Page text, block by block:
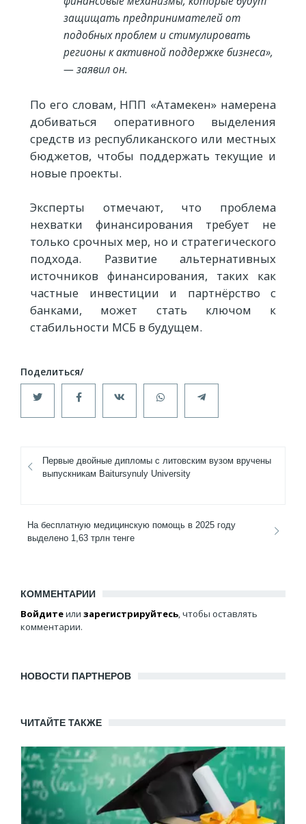
защищать предпринимателей от
подобных проблем и стимулировать
регионы к активной поддержке бизнеса»,
— заявил он.
По его словам, НПП «Атамекен» намерена
добиваться оперативного выделения
средств из республиканского или местных
бюджетов, чтобы поддержать текущие и
новые проекты.
Эксперты отмечают, что проблема
нехватки финансирования требует не
только срочных мер, но и стратегического
подхода. Развитие альтернативных
источников финансирования, таких как
частные инвестиции и партнёрство с
банками, может стать ключом к
стабильности МСБ в будущем.
Первые двойные дипломы с литовским вузом вручены
выпускникам Baitursynuly University
На бесплатную медицинскую помощь в 2025 году
выделено 1,63 трлн тенге
КОММЕНТАРИИ
Войдитеили зарегистрируйтесь , чтобы оставлять
комментарии.
НОВОСТИ ПАРТНЕРОВ
ЧИТАЙТЕ ТАКЖЕ